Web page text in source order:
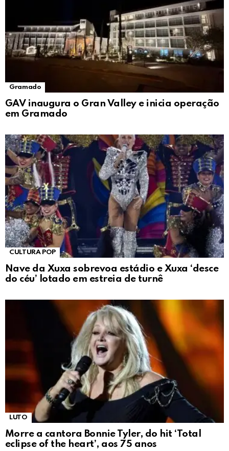
Gramado
GAV inaugura o Gran Valley e inicia operação
em Gramado
CULTURA POP
Nave da Xuxa sobrevoa estádio e Xuxa ‘desce
do céu’ lotado em estreia de turnê
LUTO
Morre a cantora Bonnie Tyler, do hit ‘Total
eclipse of the heart’, aos 75 anos